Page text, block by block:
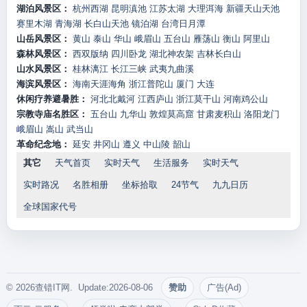
湖泊风景区： 杭州西湖 昆明滇池 江苏太湖 大理洱海 新疆天山天池
赛里木湖 青海湖 长白山天池 镜泊湖 台湾日月潭
山岳风景区： 黄山 泰山 华山 峨眉山 五台山 雁荡山 衡山 阿里山
森林风景区： 西双版纳 四川卧龙 湖北神农架 吉林长白山
山水风景区： 桂林漓江 长江三峡 武夷九曲溪
海滨风景区： 海南天涯海角 浙江普陀山 厦门 大连
休闲疗养避暑胜： 河北北戴河 江西庐山 浙江莫干山 河南鸡公山
宗教寺庙名胜区： 五台山 九华山 敦煌莫高窟 甘肃麦积山 洛阳龙门
峨眉山 嵩山 武当山
革命纪念地： 延安 井冈山 遵义 中山陵 韶山
其它
天气首页 实时天气 生活服务 实时天气
实时路况 名胜相册 坐标拾取 24节气 九九日历
全球国家代号
© 2026查错IT网. Update:2026-08-06 赞助 广告(Ad)